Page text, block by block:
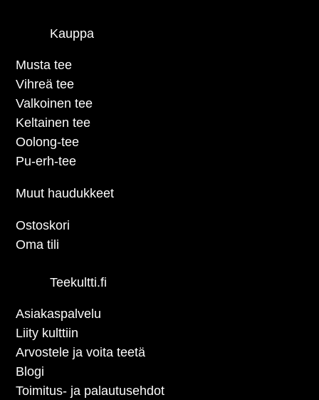
Kauppa
Musta tee
Vihreä tee
Valkoinen tee
Keltainen tee
Oolong-tee
Pu-erh-tee
Muut haudukkeet
Ostoskori
Oma tili
Teekultti.fi
Asiakaspalvelu
Liity kulttiin
Arvostele ja voita teetä
Blogi
Toimitus- ja palautusehdot